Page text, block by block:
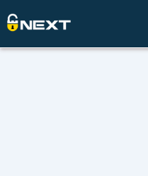
Inhalt